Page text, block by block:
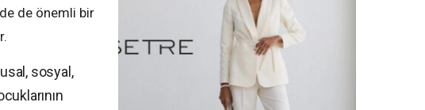
de önemli bir
sosyal,